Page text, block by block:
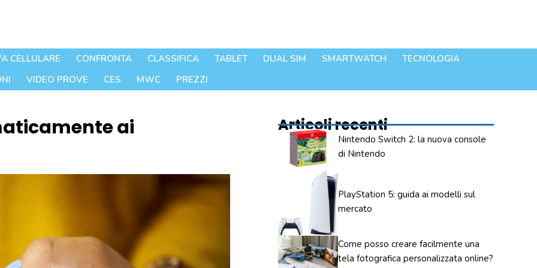
CELLULARE CONFRONTA CLASSIFICA TABLET DUAL SIM SMARTWATCH
TECNOLOGIA
VIDEO PROVE CES MWC PREZZI
ai
Articoli recenti
Nintendo Switch 2: la nuova console
di Nintendo
PlayStation 5: guida ai modelli sul
mercato
Come posso creare facilmente una
tela fotografica personalizzata online?